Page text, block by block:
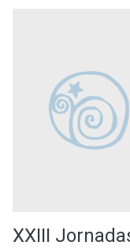
XXIII